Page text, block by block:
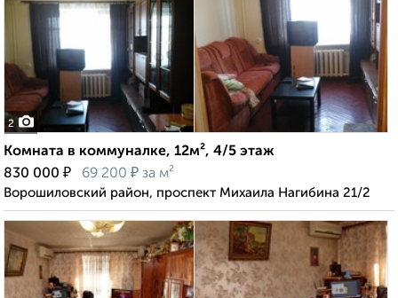
2
Комната в коммуналке, 12м², 4/5 этаж
830 000 ₽ 69 200 ₽ за м²
Ворошиловский район, проспект Михаила Нагибина 21/2